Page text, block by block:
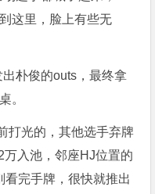
这里，脸上有些无
朴俊的outs，最终拿
。
打光的，其他选手弃牌
入池，邻座HJ位置的
完手牌，很快就推出